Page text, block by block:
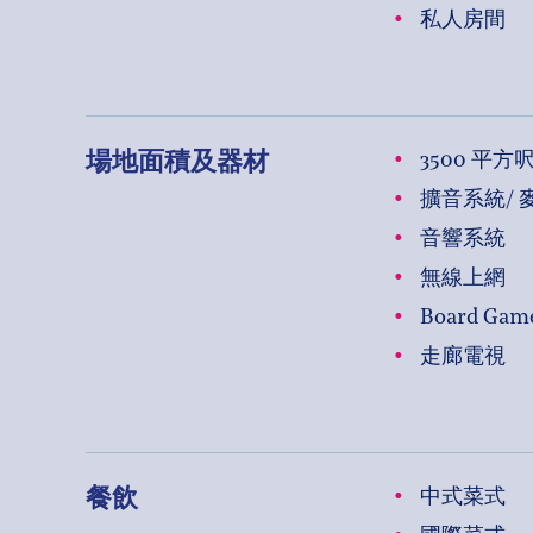
私人房間
場地面積及器材
3500 平方呎
擴音系統/
音響系統
無線上網
Board
走廊電視
餐飲
中式菜式